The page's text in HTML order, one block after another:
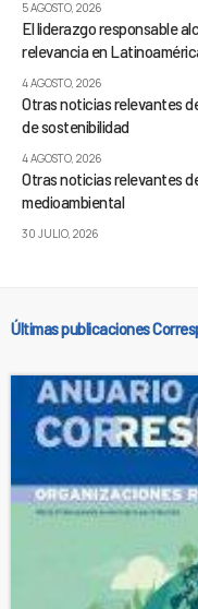
5 AGOSTO, 2026
El liderazgo responsable
relevancia en
4 AGOSTO, 2026
Otras noticias relevantes
de sostenibilidad
4 AGOSTO, 2026
Otras noticias relevantes
medioambiental
30 JULIO, 2026
Últimas publicaciones